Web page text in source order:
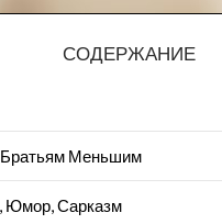
СОДЕРЖАНИЕ
Меньшим
Юмор, Сарказм